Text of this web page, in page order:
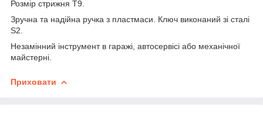
Розмір стрижня Т9.
Зручна та надійна ручка з пластмаси. Ключ виконаний зі сталі
S2.
Незамінний інструмент в гаражі, автосервісі або механічної
майстерні.
Приховати